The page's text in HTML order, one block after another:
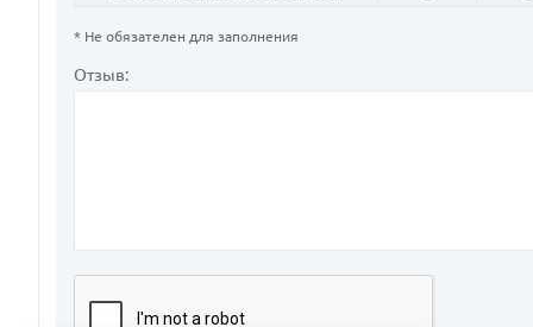
* Не обязателен для заполнения
Отзыв: